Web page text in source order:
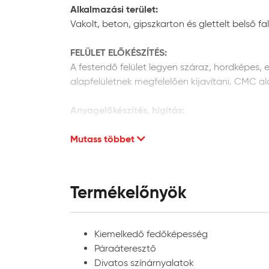
Alkalmazási terület:
Vakolt, beton, gipszkarton és glettelt belső
FELÜLET ELŐKÉSZÍTÉS:
A festendő felület legyen száraz,
alapfelületnek megfelelően kijavítani. CMC
Anyagelőkészítés, hígítás:
kész állapotban kerül forgalomba, hígítása
Az anyagszükséglet függ többek között a
anyagszükséglet pontos értékét adott
A feldolgozás hőmérséklete:
Javasolt +5-30 °C közötti anyag,
Mutass többet
Termékelőnyök
Kiemelkedő fedőképesség
Páraáteresztő
Divatos színárnyalatok